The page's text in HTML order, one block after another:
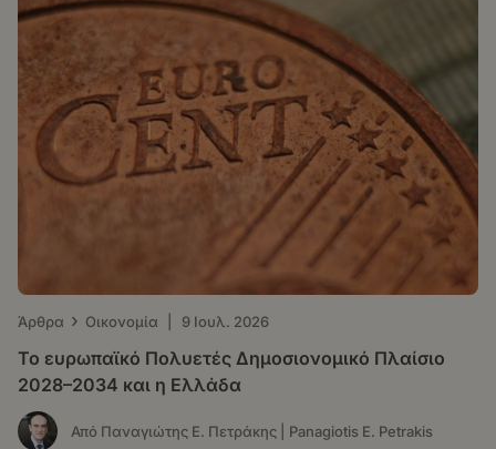
Άρθρα › Οικονομία 9 Ιουλ. 2026
Το ευρωπαϊκό Πολυετές Δημοσιονομικό Πλαίσιο
2028–2034 και η Ελλάδα
Από Παναγιώτης Ε. Πετράκης | Panagiotis E. Petrakis